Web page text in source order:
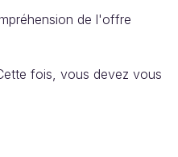
de l'offre
fois, vous devez vous